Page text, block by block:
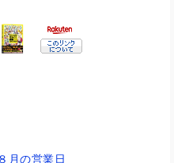
８月の営業日